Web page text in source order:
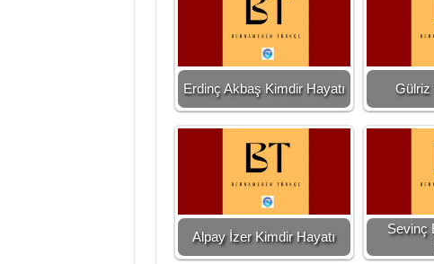
Erdinç Akbaş Kimdir Hayatı Gülriz
Alpay İzer Kimdir Hayatı
Sevinç